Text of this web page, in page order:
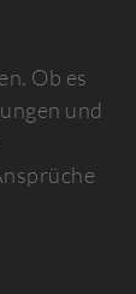
Ob es
und